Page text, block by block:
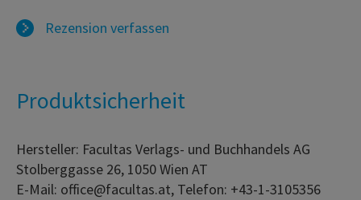
Rezension verfassen
Produktsicherheit
Hersteller: Facultas Verlags- und Buchhandels AG
Stolberggasse 26, 1050 Wien AT
E-Mail: office@facultas.at, Telefon: +43-1-3105356